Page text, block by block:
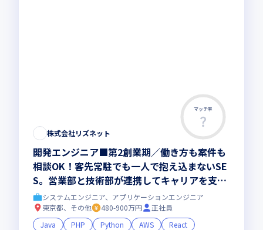
マッチ率
株式会社リズネット
開発エンジニア■第2創業期／働き方も案件も
相談OK！客先常駐でも一人で抱え込まないSE
S。営業部と技術部が連携してキャリアを支
え、希望に合う案件で上流工程へも挑戦。202
8年売上10億円を目指す会社づくりにも関われ
る開発エンジニア
システムエンジニア、アプリケーションエンジニア
東京都、その他
480-900万円
正社員
Java
PHP Python AWS
React